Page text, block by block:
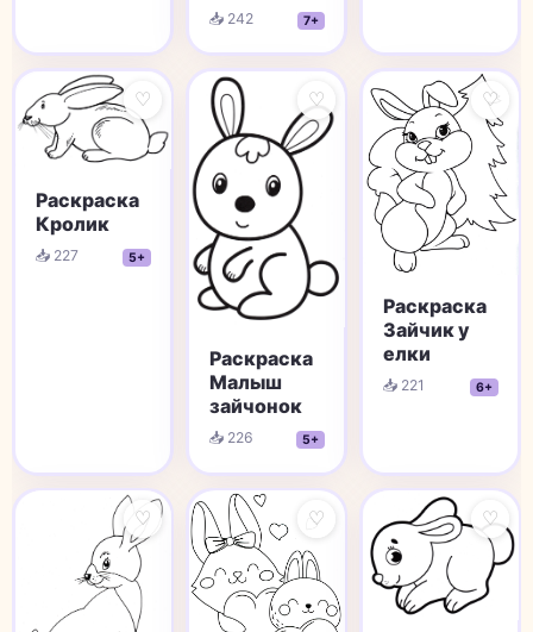
📥 242 7+
♡
Раскраска
Кролик
📥 227 5+
♡
Раскраска
Малыш
зайчонок
📥 226 5+
♡
Раскраска
Зайчик у
елки
📥 221 6+
♡ ♡ ♡